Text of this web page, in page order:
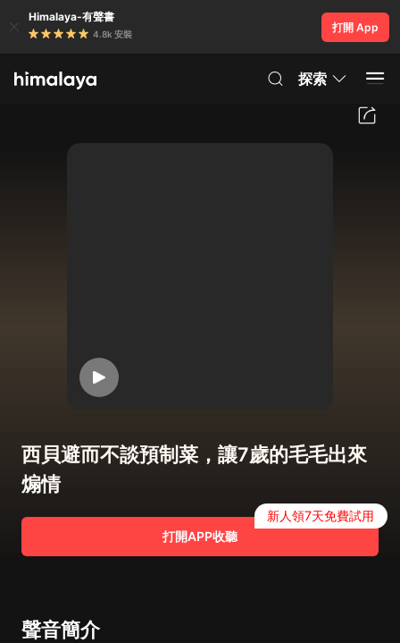
Himalaya-有聲書
4.8k 安裝
打開 App
探索
西貝避而不談預制菜，讓7歲的毛毛出來
煽情
打開APP收聽
新人領7天免費試用
聲音簡介